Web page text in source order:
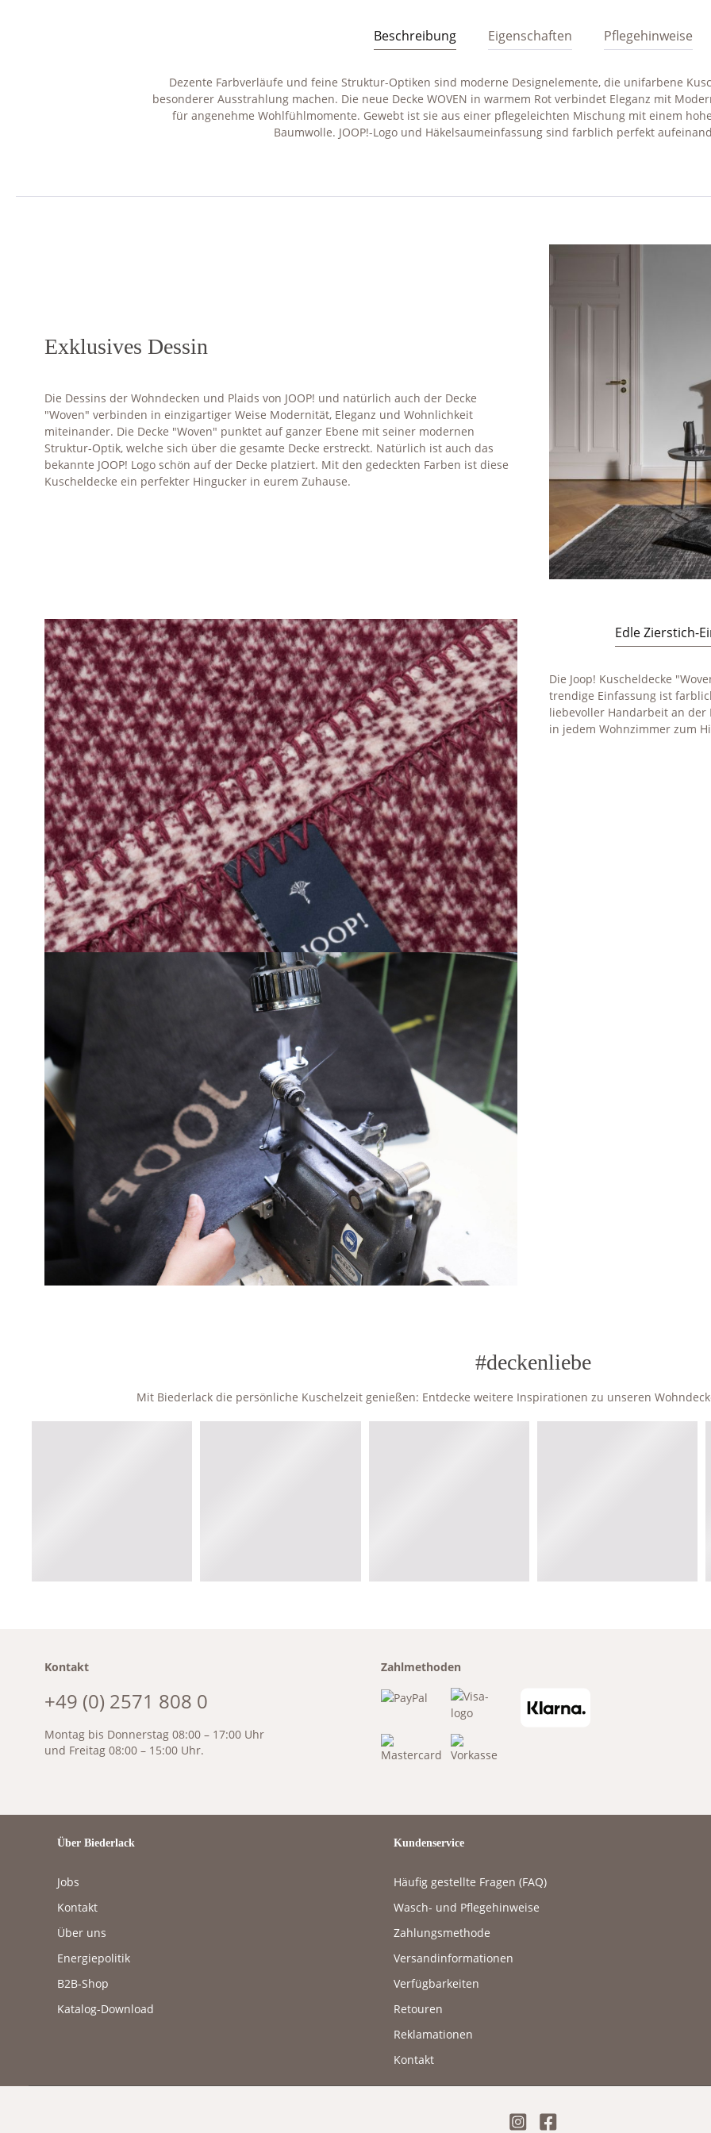
Beschreibung Eigenschaften Pflegehinweise
Dezente Farbverläufe und feine Struktur-Optiken sind moderne Designelemente, die unifarbene
besonderer Ausstrahlung machen. Die neue Decke WOVEN in warmem Rot verbindet Eleganz mit
für angenehme Wohlfühlmomente. Gewebt ist sie aus einer pflegeleichten Mischung mit einem
Baumwolle. JOOP!-Logo und Häkelsaumeinfassung sind farblich perfekt
Exklusives Dessin
Die Dessins der Wohndecken und Plaids von JOOP! und natürlich auch der Decke
"Woven" verbinden in einzigartiger Weise Modernität, Eleganz und Wohnlichkeit
miteinander. Die Decke "Woven" punktet auf ganzer Ebene mit seiner modernen
Struktur-Optik, welche sich über die gesamte Decke erstreckt. Natürlich ist auch das
bekannte JOOP! Logo schön auf der Decke platziert. Mit den gedeckten Farben ist diese
Kuscheldecke ein perfekter Hingucker in eurem Zuhause.
Edle Zierstich-
Die Joop! Kuscheldecke
trendige Einfassung ist
liebevoller Handarbeit an der
in jedem Wohnzimmer zum
#deckenliebe
Mit Biederlack die persönliche Kuschelzeit genießen: Entdecke weitere Inspirationen zu unseren
Kontakt
+49 (0) 2571 808 0
Montag bis Donnerstag 08:00 – 17:00 Uhr
und Freitag 08:00 – 15:00 Uhr.
Zahlmethoden
Über Biederlack
Jobs
Kontakt
Über uns
Energiepolitik
B2B-Shop
Katalog-Download
Kundenservice
Häufig gestellte Fragen (FAQ)
Wasch- und Pflegehinweise
Zahlungsmethode
Versandinformationen
Verfügbarkeiten
Retouren
Reklamationen
Kontakt